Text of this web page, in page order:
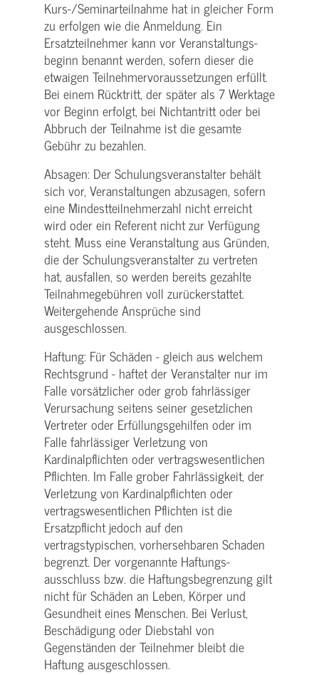
Kurs-/­Seminarteilnahme hat in gleicher Form
zu erfolgen wie die Anmeldung. Ein
Ersatzteilnehmer kann vor Veranstaltungs­
beginn benannt werden, sofern dieser die
etwaigen Teilnehmer­voraussetzungen erfüllt.
Bei einem Rücktritt, der später als 7 Werktage
vor Beginn erfolgt, bei Nichtantritt oder bei
Abbruch der Teilnahme ist die gesamte
Gebühr zu bezahlen.
Absagen: Der Schulungs­veranstalter behält
sich vor, Veranstaltungen abzusagen, sofern
eine Mindest­teilnehmerzahl nicht erreicht
wird oder ein Referent nicht zur Verfügung
steht. Muss eine Veranstaltung aus Gründen,
die der Schulungs­veranstalter zu vertreten
hat, ausfallen, so werden bereits gezahlte
Teilnahme­gebühren voll zurückerstattet.
Weitergehende Ansprüche sind
ausgeschlossen.
Haftung: Für Schäden - gleich aus welchem
Rechtsgrund - haftet der Veranstalter nur im
Falle vorsätzlicher oder grob fahrlässiger
Verursachung seitens seiner gesetzlichen
Vertreter oder Erfüllungsgehilfen oder im
Falle fahrlässiger Verletzung von
Kardinalpflichten oder vertrags­wesentlichen
Pflichten. Im Falle grober Fahrlässigkeit, der
Verletzung von Kardinalpflichten oder
vertrags­wesentlichen Pflichten ist die
Ersatzpflicht jedoch auf den
vertragstypischen, vorhersehbaren Schaden
begrenzt. Der vorgenannte Haftungs­
ausschluss bzw. die Haftungs­begrenzung gilt
nicht für Schäden an Leben, Körper und
Gesundheit eines Menschen. Bei Verlust,
Beschädigung oder Diebstahl von
Gegenständen der Teilnehmer bleibt die
Haftung ausgeschlossen.